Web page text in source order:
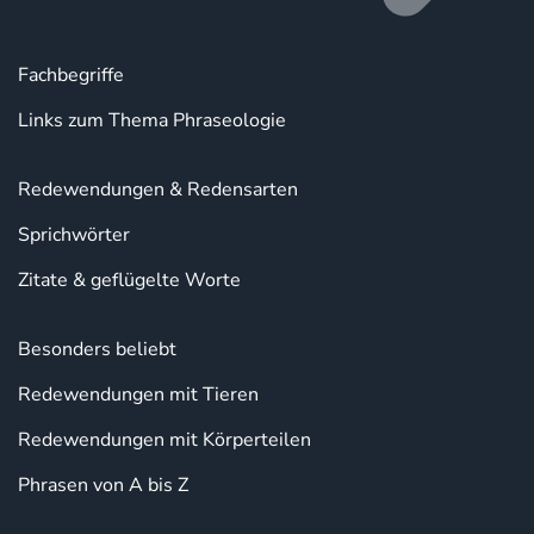
Fachbegriffe
Links zum Thema Phraseologie
Redewendungen & Redensarten
Sprichwörter
Zitate & geflügelte Worte
Besonders beliebt
Redewendungen mit Tieren
Redewendungen mit Körperteilen
Phrasen von A bis Z